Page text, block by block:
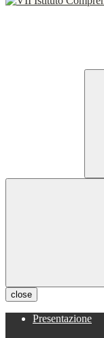
close
Presentazione